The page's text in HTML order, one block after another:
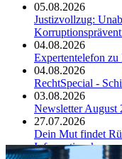
05.08.2026
Justizvollzug:
04.08.2026
Expertentelefon
04.08.2026
RechtSpecial -
03.08.2026
Newsletter August
27.07.2026
Dein Mut findet